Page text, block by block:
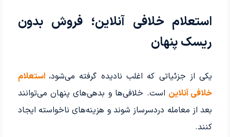
استعلام خلافی آنلاین؛ فروش بدون
ریسک پنهان
یکی از جزئیاتی که اغلب نادیده گرفته می‌شود، استعلام
خلافی آنلاین است. خلافی‌ها و بدهی‌های پنهان می‌توانند
بعد از معامله دردسرساز شوند و هزینه‌های ناخواسته ایجاد
کنند.